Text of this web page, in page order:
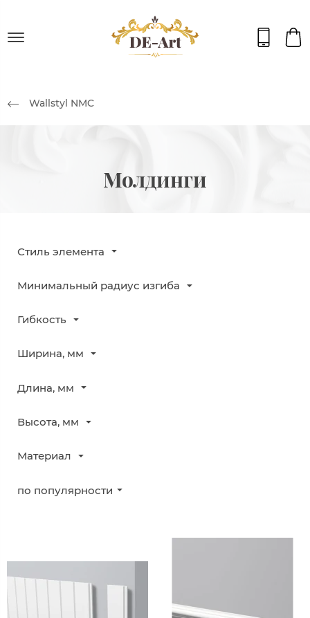
Wallstyl NMC
Молдинги
Стиль элемента
Минимальный радиус изгиба
Гибкость
Ширина, мм
Длина, мм
Высота, мм
Материал
по популярности